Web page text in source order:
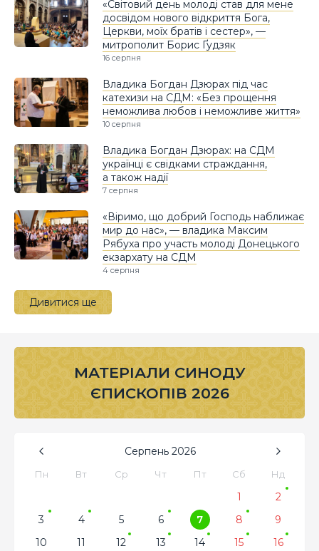
«Світовий день молоді став для мене
досвідом нового відкриття Бога,
Церкви, моїх братів і сестер», —
митрополит Борис Ґудзяк
16 серпня
Владика Богдан Дзюрах під час
катехизи на СДМ: «Без прощення
неможлива любов і неможливе життя»
10 серпня
Владика Богдан Дзюрах: на СДМ
українці є свідками страждання,
а також надії
7 серпня
«Віримо, що добрий Господь наближає
мир до нас», — владика Максим
Рябуха про участь молоді Донецького
екзархату на СДМ
4 серпня
Дивитися ще
МАТЕРІАЛИ СИНОДУ
ЄПИСКОПІВ 2026
Серпень 2026
Пн Вт Ср Чт Пт Сб Нд
1
2
3
4 5 6 7 8
9
10
11 12 13 14 15
16